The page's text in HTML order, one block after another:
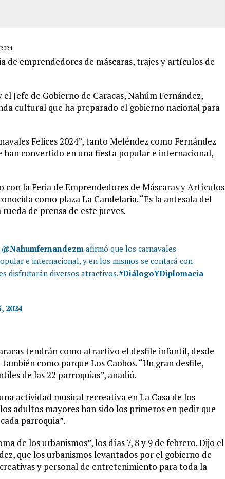
de emprendedores de máscaras, trajes y artículos de
Jefe de Gobierno de Caracas, Nahúm Fernández,
cultural que ha preparado el gobierno nacional para
Felices 2024”, tanto Meléndez como Fernández
han convertido en una fiesta popular e internacional,
la Feria de Emprendedores de Máscaras y Artículos
como plaza La Candelaria. “Es la antesala del
de prensa de este jueves.
@Nahumfernandezm afirmó que los carnavales
e internacional, y en los mismos se contará con
disfrutarán diversos atractivos.#DiálogoYDiplomacia
2024
tendrán como atractivo el desfile infantil, desde
como parque Los Caobos. “Un gran desfile,
de las 22 parroquias”, añadió.
actividad musical recreativa en La Casa de los
adultos mayores han sido los primeros en pedir que
parroquia”.
de los urbanismos”, los días 7, 8 y 9 de febrero. Dijo el
que los urbanismos levantados por el gobierno de
y personal de entretenimiento para toda la